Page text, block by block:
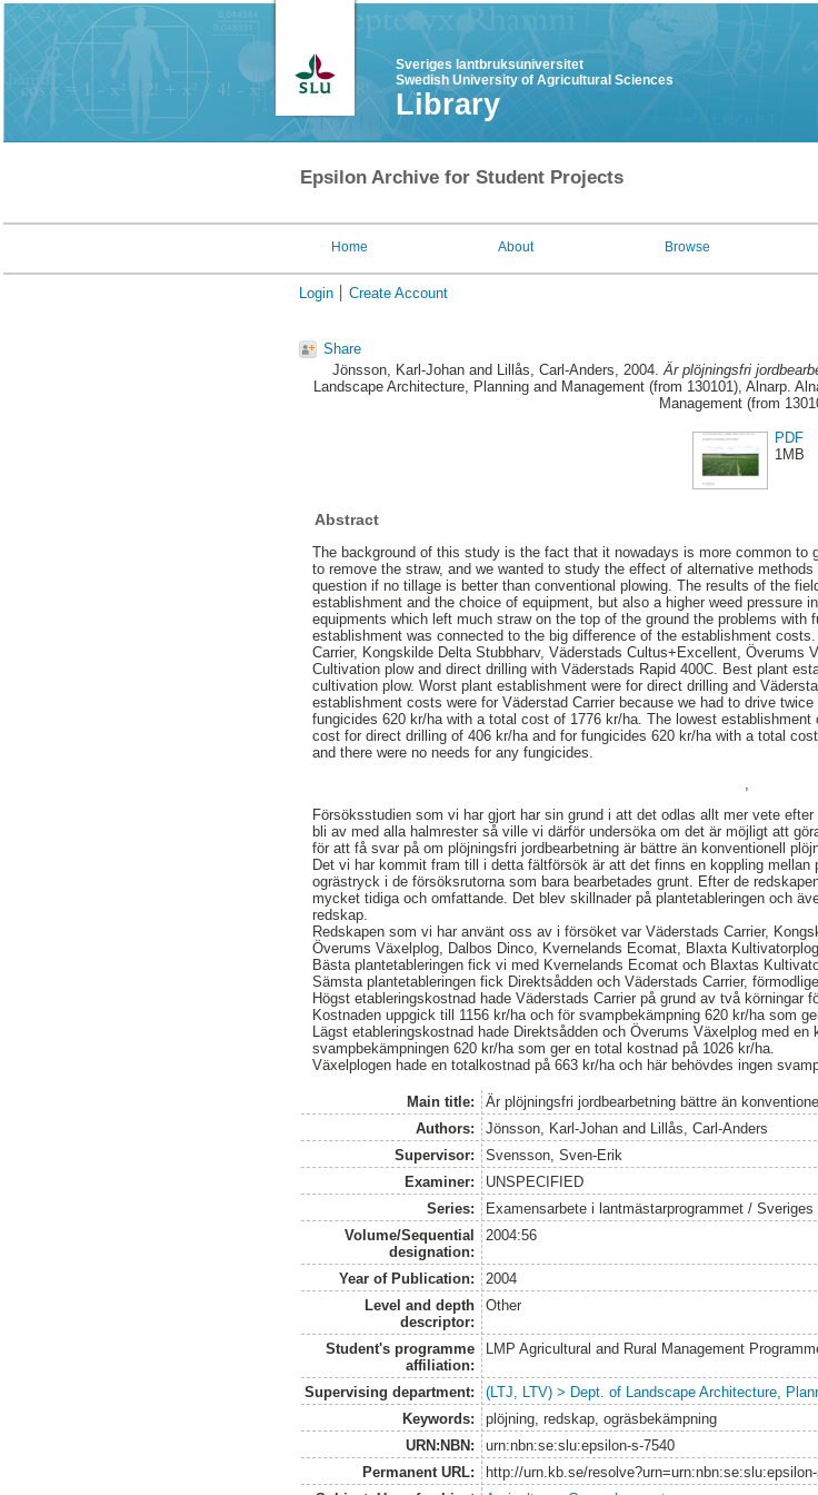
Sveriges lantbruksuniversitet
Swedish University of Agricultural Sciences
Library
Epsilon Archive for Student Projects
Home About Browse
Login Create Account
Share
Jönsson, Karl-Johan and Lillås, Carl-Anders, 2004.Är plöjningsfri
Landscape Architecture, Planning and Management (from 130101), Alnarp.
Management (from
PDF
1MB
Abstract
The background of this study is the fact that it nowadays is more common to
to remove the straw, and we wanted to study the effect of alternative
question if no tillage is better than conventional plowing. The results of the
establishment and the choice of equipment, but also a higher weed pressure
equipments which left much straw on the top of the ground the problems with
establishment was connected to the big difference of the establishment
Carrier, Kongskilde Delta Stubbharv, Väderstads Cultus+Excellent, Överums
Cultivation plow and direct drilling with Väderstads Rapid 400C. Best plant
cultivation plow. Worst plant establishment were for direct drilling and
establishment costs were for Väderstad Carrier because we had to drive
fungicides 620 kr/ha with a total cost of 1776 kr/ha. The lowest
cost for direct drilling of 406 kr/ha and for fungicides 620 kr/ha with a total
and there were no needs for any fungicides.
Försöksstudien som vi har gjort har sin grund i att det odlas allt mer vete
bli av med alla halmrester så ville vi därför undersöka om det är möjligt att
för att få svar på om plöjningsfri jordbearbetning är bättre än konventionell
Det vi har kommit fram till i detta fältförsök är att det finns en koppling
ogrästryck i de försöksrutorna som bara bearbetades grunt. Efter de
mycket tidiga och omfattande. Det blev skillnader på plantetableringen och
redskap.
Redskapen som vi har använt oss av i försöket var Väderstads Carrier,
Överums Växelplog, Dalbos Dinco, Kvernelands Ecomat, Blaxta
Bästa plantetableringen fick vi med Kvernelands Ecomat och Blaxtas
Sämsta plantetableringen fick Direktsådden och Väderstads Carrier,
Högst etableringskostnad hade Väderstads Carrier på grund av två körningar
Kostnaden uppgick till 1156 kr/ha och för svampbekämpning 620 kr/ha som
Lägst etableringskostnad hade Direktsådden och Överums Växelplog med
svampbekämpningen 620 kr/ha som ger en total kostnad på 1026 kr/ha.
Växelplogen hade en totalkostnad på 663 kr/ha och här behövdes ingen
Main title:
Är plöjningsfri jordbearbetning bättre än
Authors:
Jönsson, Karl-Johanand Lillås, Carl-Anders
Supervisor:
Svensson, Sven-Erik
Examiner:
UNSPECIFIED
Series:
Examensarbete i lantmästarprogrammet /
Volume/Sequential
designation:
2004:56
Year of Publication:
2004
Level and depth
descriptor:
Other
Student's programme
affiliation:
LMP Agricultural and Rural Management
Supervising department:
(LTJ, LTV) > Dept. of Landscape Architecture,
Keywords:
plöjning, redskap, ogräsbekämpning
URN:NBN:
urn:nbn:se:slu:epsilon-s-7540
Permanent URL:
http://urn.kb.se/